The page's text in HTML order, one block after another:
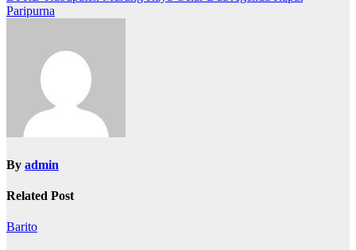
pos
Paripurna
By admin
Related Post
Barito